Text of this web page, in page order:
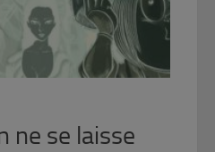
ne se laisse